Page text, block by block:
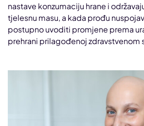
nastave konzumaciju hrane i
tjelesnu masu, a kada prođu
postupno uvoditi promjene prema
prehrani prilagođenoj zdravstvenom